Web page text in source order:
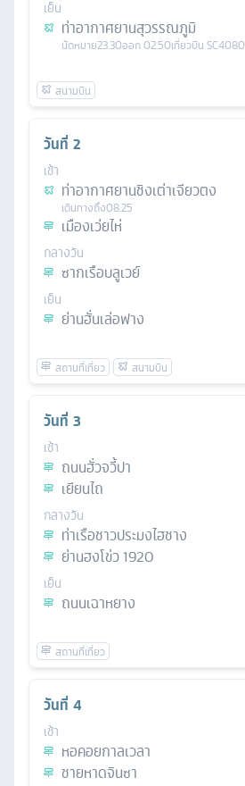
เย็น
ท่าอากาศยานสุวรรณภูมิ
นัดหมาย23.30ออก02.50เที่ยวบิน SC4080
วันที่ 2
เช้า
ท่าอากาศยานชิงเต่าเจียวตง
เดินทางถึง08.25
เมืองเว่ยไห่
กลางวัน
ซากเรือบลูเวย์
เย็น
ย่านฮั่นเล่อฟาง
วันที่ 3
เช้า
ถนนฮั่วจวี้ปา
เยียนไถ
กลางวัน
ท่าเรือชาวประมงไฮชาง
ย่านฮงโข่ว 1920
เย็น
ถนนเฉาหยาง
วันที่ 4
เช้า
หอคอยกาลเวลา
ชายหาดจินซา